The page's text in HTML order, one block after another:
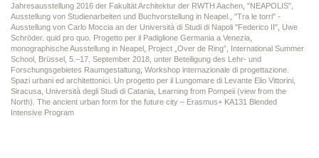
Jahresausstellung 2016 der Fakultät Architektur der RWTH Aachen "NEAPOLIS",
Ausstellung von Studienarbeiten und Buchvorstellung in Neapel.
"Tra le torri" -
Ausstellung von Carlo Moccia an der Università di Studi di Napoli "Federico II" Uwe
Schröder. quid pro quo. Progetto per il Padiglione Germania a Venezia,
monographische Ausstellung in Neapel Project „Over de Ring”, International Summer
School, Brüssel, 5.–17. September 2018, unter Beteiligung des Lehr- und
Forschungsgebietes Raumgestaltung Workshop internazionale di progettazione.
Spazi urbani ed architettonici. Un progetto per il Lungomare di Levante Elio Vittorini,
Siracusa, Università degli Studi di Catania Learning from Pompeii (view from the
North). The ancient urban form for the future city – Erasmus+ KA131 Blended
Intensive Program